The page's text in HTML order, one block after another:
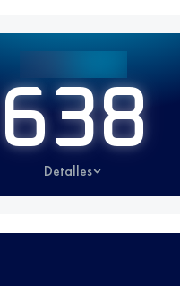
638
Detalles